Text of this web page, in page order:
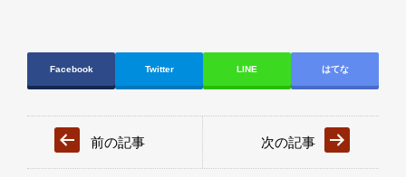
Facebook Twitter LINE はてな
前の記事 次の記事